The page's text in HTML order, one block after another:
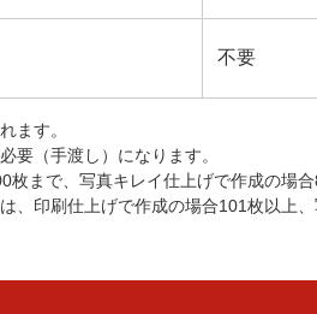
不要
ます。
要（手渡し）になります。
まで、写真キレイ仕上げで作成の場
、印刷仕上げで作成の場合101枚以上